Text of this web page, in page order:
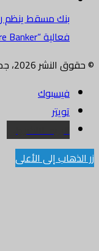
بنك مسقط ينظم
فعالية “Future Banker”
© حقوق النشر 2026، جميع الحقوق محفوظة |
فيسبوك
تويتر
البريد الالكتروني
زر الذهاب إلى الأعلى